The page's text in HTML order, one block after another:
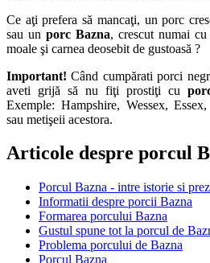
Ce aţi prefera să mancaţi, un porc
sau un porc Bazna, crescut numai cu
moale şi carnea deosebit de gustoasă ?
Important! Când cumpărati porci
aveti grijă să nu fiţi prostiţi cu
Exemple: Hampshire, Wessex,
sau metişeii acestora.
Articole despre porcul
Porcul Bazna - intre istorie si
Informatii despre porcii Bazna
Formarea porcului Bazna
Gustul spune tot la porcul de
Problema porcului de Bazna
Porcul Bazna